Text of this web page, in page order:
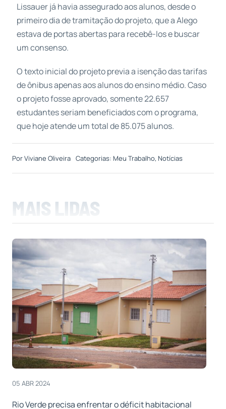
Lissauer já havia assegurado aos alunos, desde o
primeiro dia de tramitação do projeto, que a Alego
estava de portas abertas para recebê-los e buscar
um consenso.
O texto inicial do projeto previa a isenção das tarifas
de ônibus apenas aos alunos do ensino médio. Caso
o projeto fosse aprovado, somente 22.657
estudantes seriam beneficiados com o programa,
que hoje atende um total de 85.075 alunos.
PorViviane Oliveira Categorias: Meu Trabalho, Notícias
MAIS LIDAS
05 ABR 2024
Rio Verde precisa enfrentar o déficit habitacional